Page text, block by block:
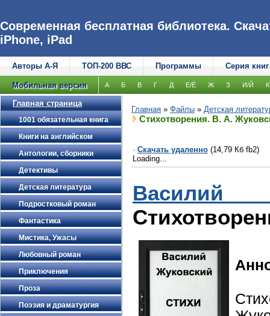
Современная бесплатная библиотека.
iPhone, iPad
Авторы А-Я ТОП-200 ВВС Программы Серия книг
Мобильная версия А Б В Г Д Е/Ё Ж З И/Й К
Главная страница
1001 обязательная книга
Книги на английском
Антологии, сборники
Детективы
Детская литература
Подростковый роман
Фантастика
Мистика, Ужасы
Любовный роман
Приключения
Проза
Поэзия и драматургия
Главная » Файлы » Детская
Стихотворения. В. А.
· Скачать удаленно (14,79 Кб fb2)
Loading...
Василий